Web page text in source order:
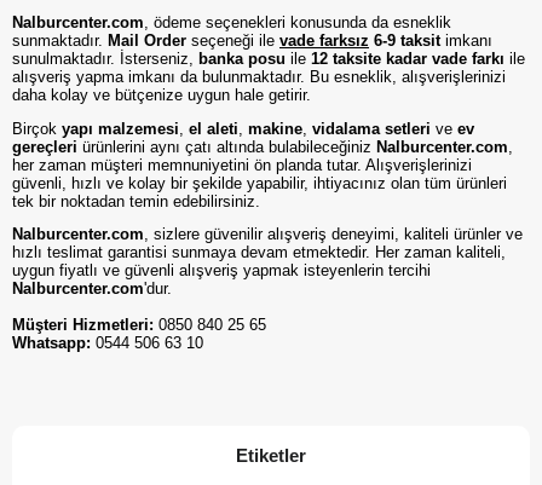
Nalburcenter.com , ödeme seçenekleri konusunda da esneklik
sunmaktadır. Mail Order seçeneği ile vade farksız 6-9 taksitimkanı
sunulmaktadır. İsterseniz,
banka posu ile 12 taksite kadar vade farkı ile
alışveriş yapma imkanı da bulunmaktadır. Bu esneklik, alışverişlerinizi
daha kolay ve bütçenize uygun hale getirir.
Birçok yapı malzemesi el aleti makine vidalama setleri ve ev
gereçleri ürünlerini aynı çatı altında bulabileceğiniz Nalburcenter.com
her zaman müşteri memnuniyetini ön planda tutar. Alışverişlerinizi
güvenli, hızlı ve kolay bir şekilde yapabilir, ihtiyacınız olan tüm ürünleri
tek bir noktadan temin edebilirsiniz.
Nalburcenter.com, sizlere güvenilir alışveriş deneyimi, kaliteli ürünler ve
hızlı teslimat garantisi sunmaya devam etmektedir. Her zaman kaliteli,
uygun fiyatlı ve güvenli alışveriş yapmak isteyenlerin tercihi
Nalburcenter.com'dur.
Müşteri Hizmetleri: 0850 840 25 65
Whatsapp: 0544 506 63 10
Etiketler